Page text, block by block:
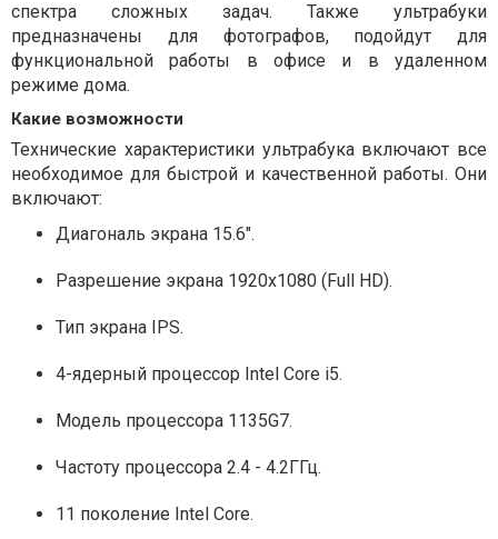
спектра сложных задач. Также ультрабуки
предназначены для фотографов, подойдут для
функциональной работы в офисе и в удаленном
режиме дома.
Какие возможности
Технические характеристики ультрабука включают все
необходимое для быстрой и качественной работы. Они
включают:
Диагональ экрана 15.6".
Разрешение экрана 1920x1080 (Full HD).
Тип экрана IPS.
4-ядерный процессор Intel Core i5.
Модель процессора 1135G7.
Частоту процессора 2.4 - 4.2ГГц.
11 поколение Intel Core.